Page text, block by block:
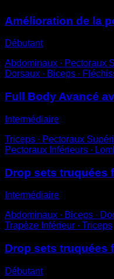
Amélioration de la
Débutant
Abdominaux ∙ Pectoraux
Dorsaux ∙ Biceps ∙
Full Body Avancé
Intermédiaire
Triceps ∙ Pectoraux
Pectoraux Inférieurs ∙
Drop sets truquées
Intermédiaire
Abdominaux ∙ Biceps ∙
Trapèze Inférieur ∙ Triceps
Drop sets truquées
Débutant